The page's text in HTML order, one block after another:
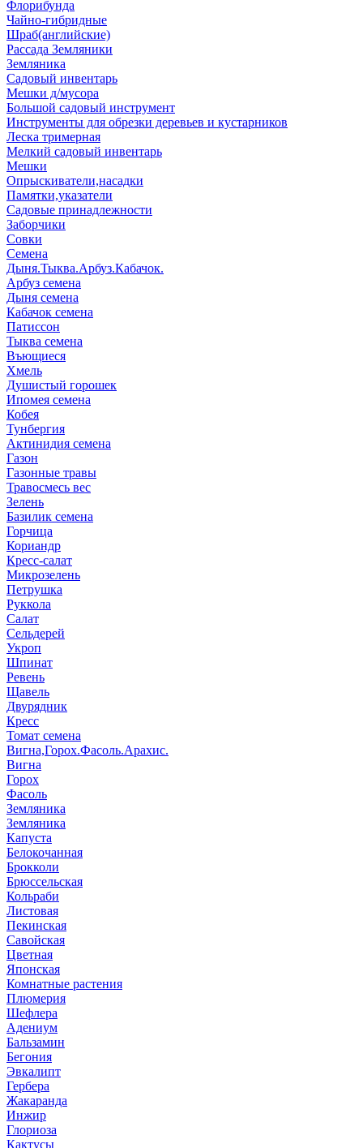
Флорибунда
Чайно-гибридные
Шраб(английские)
Рассада Земляники
Земляника
Садовый инвентарь
Мешки д/мусора
Большой садовый инструмент
Инструменты для обрезки деревьев и кустарников
Леска тримерная
Мелкий садовый инвентарь
Мешки
Опрыскиватели,насадки
Памятки,указатели
Садовые принадлежности
Заборчики
Совки
Семена
Дыня.Тыква.Арбуз.Кабачок.
Арбуз семена
Дыня семена
Кабачок семена
Патиссон
Тыква семена
Въющиеся
Хмель
Душистый горошек
Ипомея семена
Кобея
Тунбергия
Актинидия семена
Газон
Газонные травы
Травосмесь вес
Зелень
Базилик семена
Горчица
Кориандр
Кресс-салат
Микрозелень
Петрушка
Руккола
Салат
Сельдерей
Укроп
Шпинат
Ревень
Щавель
Двурядник
Кресс
Томат семена
Вигна,Горох.Фасоль.Арахис.
Вигна
Горох
Фасоль
Земляника
Земляника
Капуста
Белокочанная
Брокколи
Брюссельская
Кольраби
Листовая
Пекинская
Савойская
Цветная
Японская
Комнатные растения
Плюмерия
Шефлера
Адениум
Бальзамин
Бегония
Эвкалипт
Гербера
Жакаранда
Инжир
Глориоза
Кактусы